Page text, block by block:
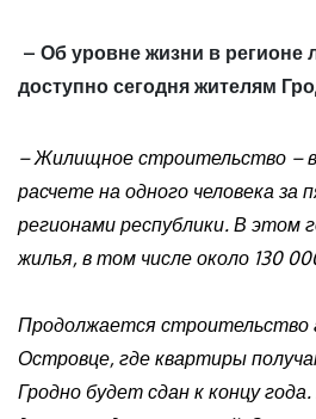
– Об уровне жизни в регионе
доступно сегодня жителям
– Жилищное строительство –
расчете на одного человека
регионами республики. В этом
жилья, в том числе около 130
Продолжается строительство
Островце, где квартиры
Гродно будет сдан к концу